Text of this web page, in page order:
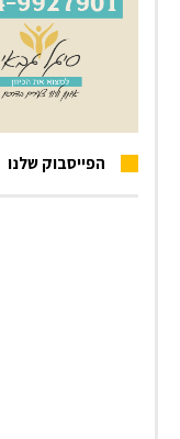
הפייסבוק שלנו